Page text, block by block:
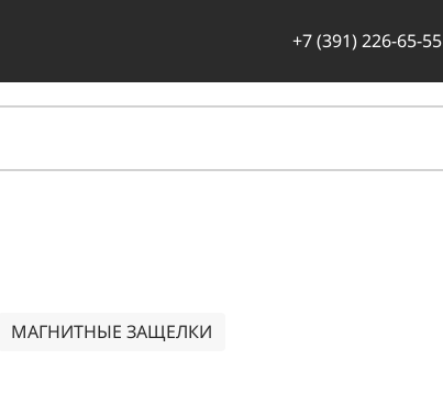
+7 (391) 226-65-55
МАГНИТНЫЕ ЗАЩЕЛКИ